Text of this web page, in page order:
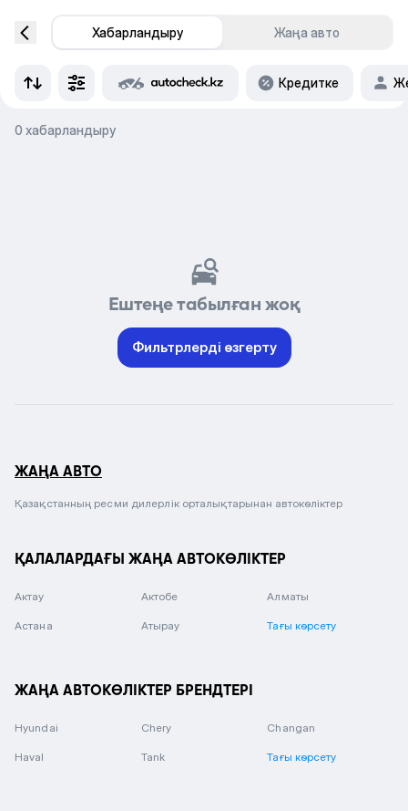
Хабарландыру Жаңа авто
Кредитке
0 хабарландыру
Ештеңе табылған жоқ
Фильтрлерді өзгерту
ЖАҢА АВТО
Қазақстанның ресми дилерлік орталықтарынан автокөліктер
ҚАЛАЛАРДАҒЫ ЖАҢА АВТОКӨЛІКТЕР
Актау Актобе Алматы
Астана Атырау Тағы көрсету
ЖАҢА АВТОКӨЛІКТЕР БРЕНДТЕРІ
Hyundai Chery Changan
Haval Tank Тағы көрсету